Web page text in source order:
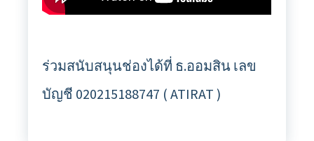
ร่วมสนับสนุนช่องได้ที่ ธ.ออมสิน เลข
บัญชี 020215188747 ( ATIRAT )